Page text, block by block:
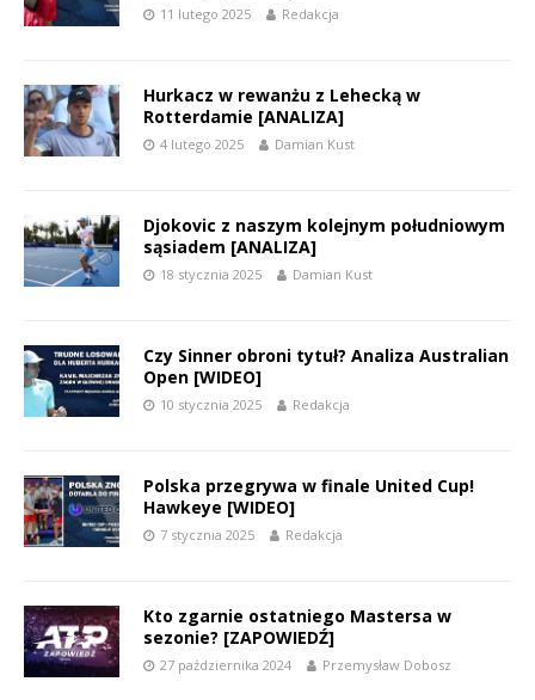
11 lutego 2025 Redakcja
Hurkacz w rewanżu z Lehecką w
Rotterdamie [ANALIZA]
4 lutego 2025 Damian Kust
Djokovic z naszym kolejnym południowym
sąsiadem [ANALIZA]
18 stycznia 2025 Damian Kust
Czy Sinner obroni tytuł? Analiza Australian
Open [WIDEO]
10 stycznia 2025 Redakcja
Polska przegrywa w finale United Cup!
Hawkeye [WIDEO]
7 stycznia 2025 Redakcja
Kto zgarnie ostatniego Mastersa w
sezonie? [ZAPOWIEDŹ]
27 października 2024 Przemysław Dobosz